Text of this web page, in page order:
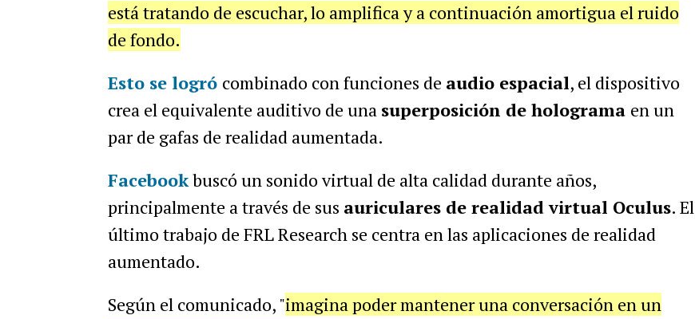
está tratando de escuchar, lo amplifica y a continuación amortigua el ruido
de fondo.
Esto se logró combinado con funciones de audio espacial, el dispositivo
crea el equivalente auditivo de una superposición de holograma en un
par de gafas de realidad aumentada.
Facebookbuscó un sonido virtual de alta calidad durante años,
principalmente a través de sus auriculares de realidad virtual Oculus. El
último trabajo de FRL Research se centra en las aplicaciones de realidad
aumentado.
Según el comunicado, "imagina poder mantener una conversación en un